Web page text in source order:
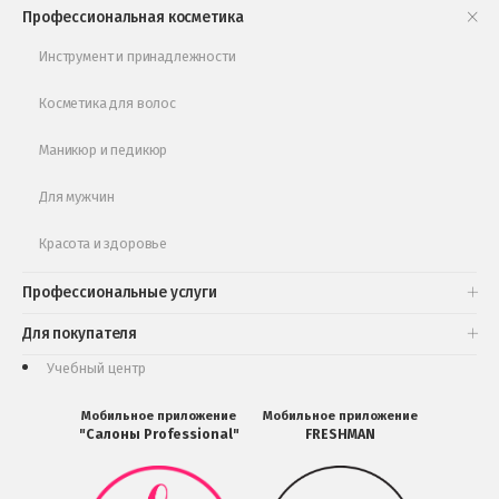
Профессиональная косметика
Инструмент и принадлежности
Косметика для волос
Маникюр и педикюр
Для мужчин
Красота и здоровье
Профессиональные услуги
Для покупателя
Обучающее видео
Учебный центр
Мобильное приложение
"Салоны Professional"
Мобильное
приложение
Мобильное приложение
FRESHMAN
Мобильное
приложение